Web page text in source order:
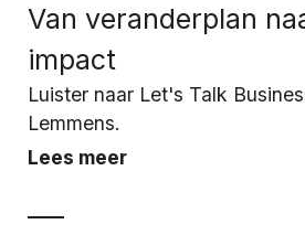
Van veranderplan
impact
Luister naar Let's Talk
Lemmens.
Lees meer